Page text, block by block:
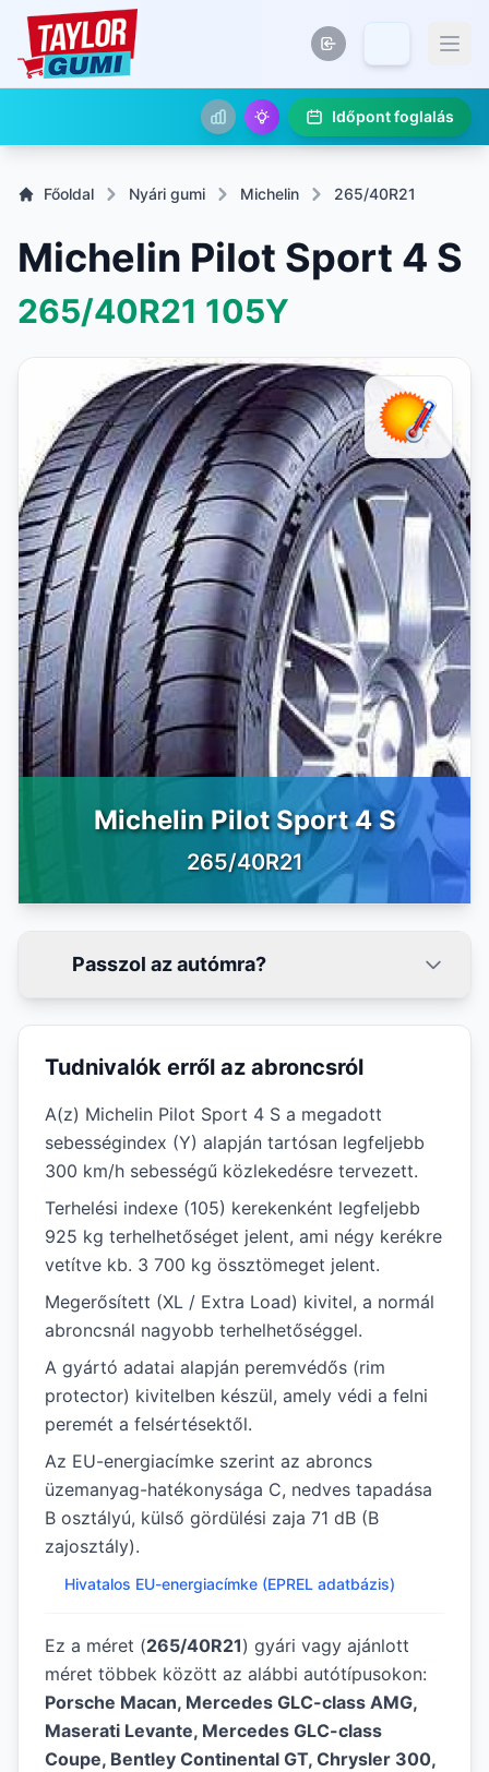
Időpont foglalás
Főoldal Nyári gumi Michelin 265/40R21
Michelin Pilot Sport 4 S
265/40R21 105Y
Michelin Pilot Sport 4 S
265/40R21
Passzol az autómra?
Tudnivalók erről az abroncsról
A(z) Michelin Pilot Sport 4 S a megadott
sebességindex (Y) alapján tartósan legfeljebb
300 km/h sebességű közlekedésre tervezett.
Terhelési indexe (105) kerekenként legfeljebb
925 kg terhelhetőséget jelent, ami négy kerékre
vetítve kb. 3 700 kg össztömeget jelent.
Megerősített (XL / Extra Load) kivitel, a normál
abroncsnál nagyobb terhelhetőséggel.
A gyártó adatai alapján peremvédős (rim
protector) kivitelben készül, amely védi a felni
peremét a felsértésektől.
Az EU-energiacímke szerint az abroncs
üzemanyag-hatékonysága C, nedves tapadása
B osztályú, külső gördülési zaja 71 dB (B
zajosztály).
Hivatalos EU-energiacímke (EPREL adatbázis)
Ez a méret (265/40R21) gyári vagy ajánlott
méret többek között az alábbi autótípusokon:
Porsche Macan, Mercedes GLC-class AMG,
Maserati Levante, Mercedes GLC-class
Coupe, Bentley Continental GT, Chrysler 300,